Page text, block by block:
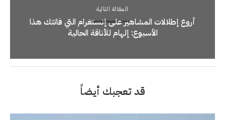
المقالة التالية
أروع إطلالات المشاهير على إنستغرام التي فاتتك هذا
الأسبوع: إلهام للأناقة الحالية
قد تعجبك أيضاً